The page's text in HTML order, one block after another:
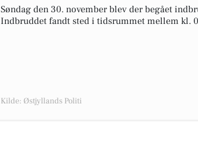
Søndag den 30. november blev der begået
Indbruddet fandt sted i tidsrummet mellem kl.
Kilde: Østjyllands Politi